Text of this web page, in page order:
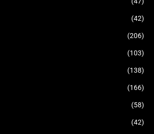
(42)
(206)
(103)
(138)
(166)
(58)
(42)